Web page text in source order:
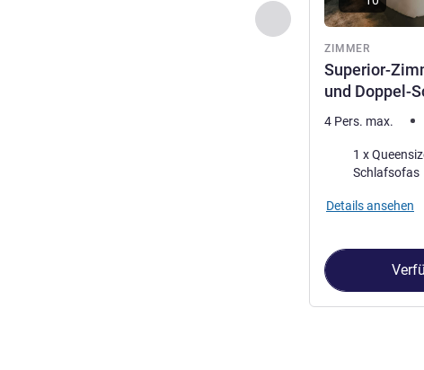
Zurück - Zimmer
ZIMMER
Superior-
und Doppel-
4 Pers. max.
Bettwäsche
1 x Queensize-
Schlafsofas
Details ansehen